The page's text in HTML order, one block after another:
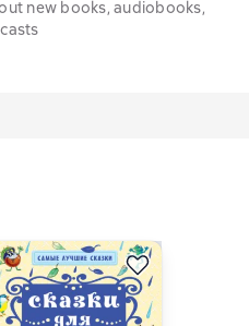
new books, audiobooks,